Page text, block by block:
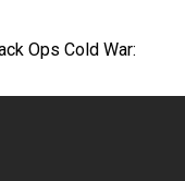
Ops Cold War: